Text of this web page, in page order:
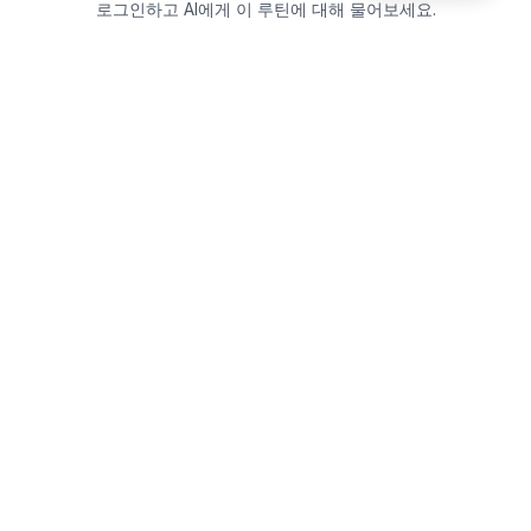
로그인하고 AI에게 이 루틴에 대해 물어보세요.